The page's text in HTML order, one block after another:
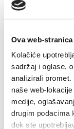
Ova web-
Kolačiće
sadržaj i oglase,
analizirali
naše web-
medije,
drugim podacima
dok ste
Obala
+385 (0)
Konoba
Obala
+385 (0)
konoba-